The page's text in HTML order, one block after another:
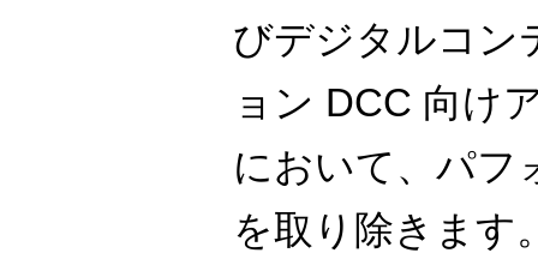
びデジタルコン
ョン DCC 向け
において、パフ
を取り除きます